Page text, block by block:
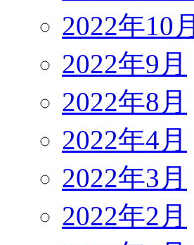
2022年10月
2022年9月
2022年8月
2022年4月
2022年3月
2022年2月